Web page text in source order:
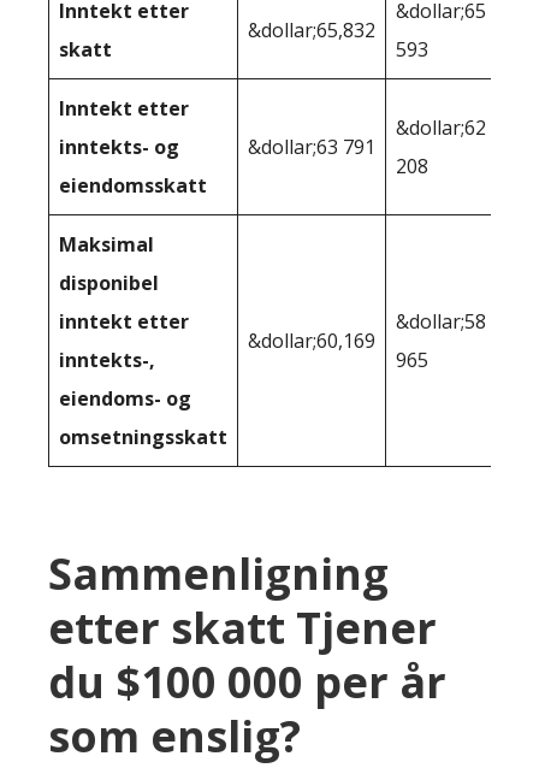
Inntekt etter
skatt
&dollar;65,832
&dollar;65
593
Inntekt etter
inntekts- og
eiendomsskatt
&dollar;63 791
&dollar;62
208
Maksimal
disponibel
inntekt etter
inntekts-,
eiendoms- og
omsetningsskatt
&dollar;60,169
&dollar;58
965
Sammenligning
etter skatt Tjener
du $100 000 per år
som enslig?